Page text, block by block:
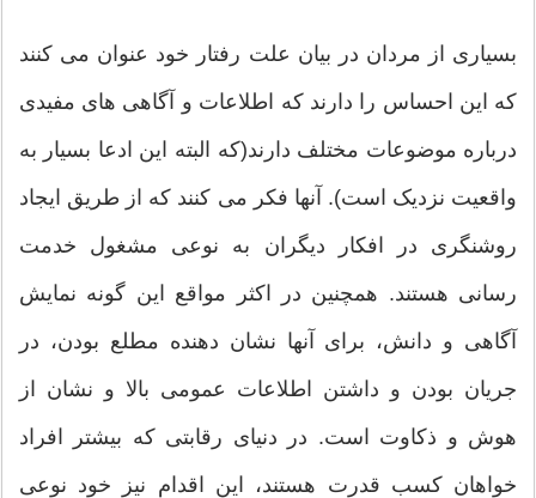
بسیاری از مردان در بیان علت رفتار خود عنوان می کنند
که این احساس را دارند که اطلاعات و آگاهی های مفیدی
درباره موضوعات مختلف دارند(که البته این ادعا بسیار به
واقعیت نزدیک است). آنها فکر می کنند که از طریق ایجاد
روشنگری در افکار دیگران به نوعی مشغول خدمت
رسانی هستند. همچنین در اکثر مواقع این گونه نمایش
آگاهی و دانش، برای آنها نشان دهنده مطلع بودن، در
جریان بودن و داشتن اطلاعات عمومی بالا و نشان از
هوش و ذکاوت است. در دنیای رقابتی که بیشتر افراد
خواهان کسب قدرت هستند، این اقدام نیز خود نوعی